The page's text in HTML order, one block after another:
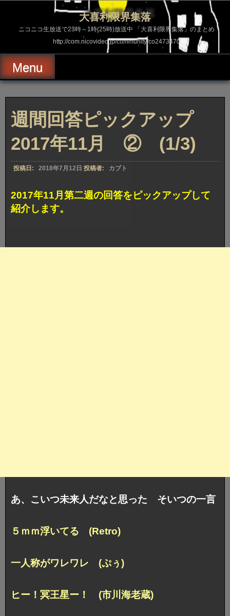
ス
ッ
プ
大喜利限界集落
ニコニコ生放送で23時～1時(25時)放送中 「大喜利限界集落」のまとめ
http://com.nicovideo.jp/community/co2473470
Menu
週間回答ピックアップ
2017年11月 ② (1/3)
投稿日: 2018年7月12日 投稿者: カブト
2017年11月第二週の回答をピックアップして
紹介します。
あ、こいつ未来人だなと思った そいつの一言
５ｍｍ浮いてる (Retro)
一人称がワレワレ (ぷぅ)
ヒー！冥王星ー！ (市川海老蔵)